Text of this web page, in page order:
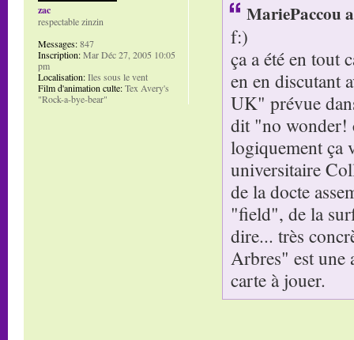
MariePaccou
f:)
ça a été en tout
en en discutant
UK" prévue
dit "no wonder!
logiquement ça
universitaire
de la docte
"field", de la
dire... très
Arbres" est une
carte à jouer.
zac
respectable zinzin
Messages:847
Inscription:Mar Déc 27, 2005 10:05
pm
Localisation:Iles sous le vent
Film d'animation culte:Tex Avery's
"Rock-a-bye-bear"